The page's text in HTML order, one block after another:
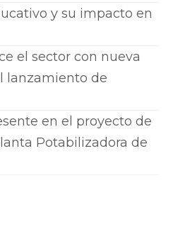
y su impacto en
el sector con nueva
lanzamiento de
en el proyecto de
Potabilizadora de